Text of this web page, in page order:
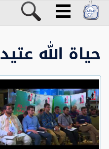
حياة الله عتيد